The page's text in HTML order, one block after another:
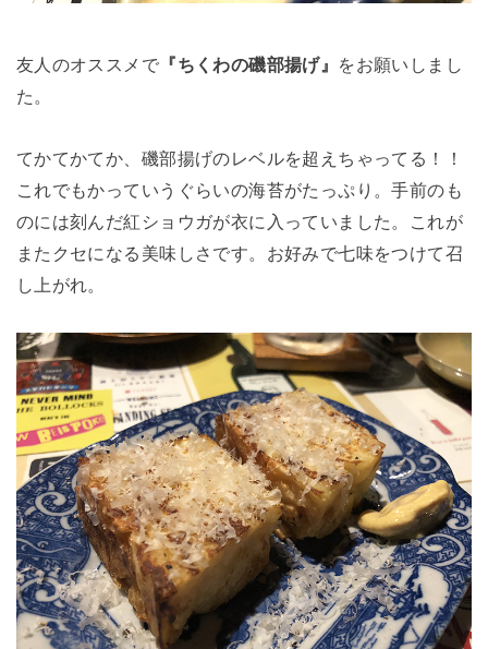
友人のオススメで 『ちくわの磯部揚げ』 をお願いしまし
た。
てかてかてか、磯部揚げのレベルを超えちゃってる！！
これでもかっていうぐらいの海苔がたっぷり。手前のも
のには刻んだ紅ショウガが衣に入っていました。これが
またクセになる美味しさです。お好みで七味をつけて召
し上がれ。